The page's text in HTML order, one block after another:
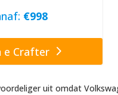
€998
e Crafter
uit omdat